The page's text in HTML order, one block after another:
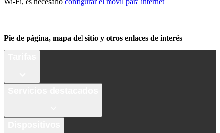
Wi-Fi, es necesario configurar el móvil para internet.
Pie de página, mapa del sitio y otros enlaces de interés